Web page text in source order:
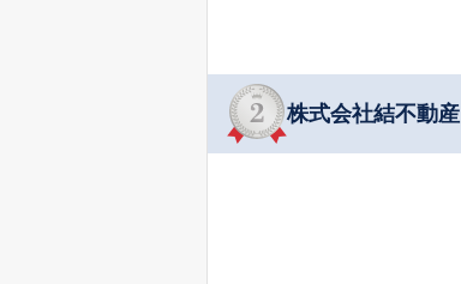
株式会社結不動産